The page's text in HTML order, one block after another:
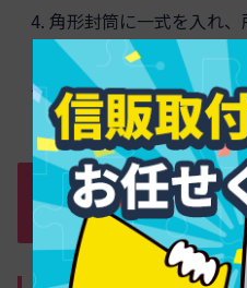
角形封筒に一式を入れ
す。
返送された控えを大切に
請で活用します。
個人事業主が開業
種別サンプル・完全